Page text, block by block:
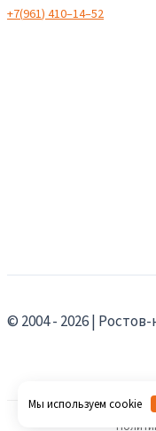
+7(961) 410–14–52
© 2004 - 2026 |
Мы используем cookie